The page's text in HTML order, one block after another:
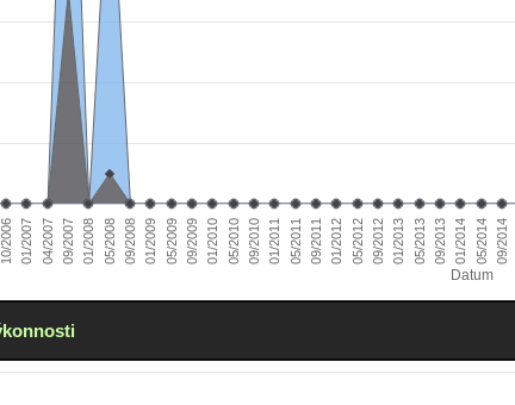
Datum
10/2006 01/2007 04/2007 09/2007 01/2008 05/2008 09/2008 01/2009 05/2009 09/2009 01/2010 05/2010 09/2010 01/2011 05/2011 09/2011 01/2012 05/2012 09/2012 01/2013 05/2013 09/2013 01/2014 05/2014 09/2014